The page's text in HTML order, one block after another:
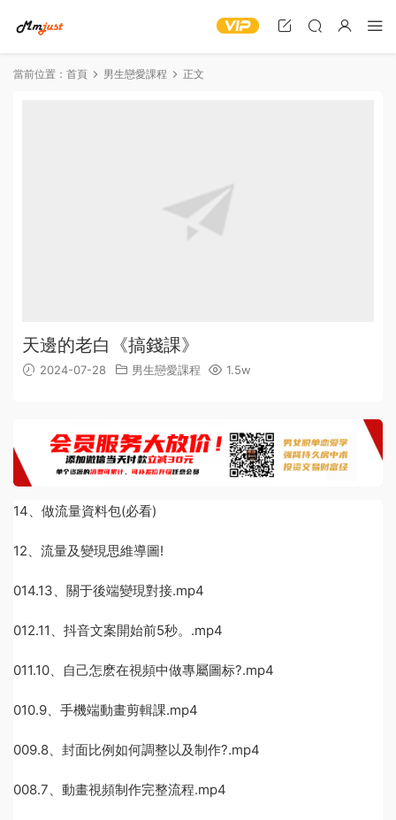
當前位置： 首頁 男生戀愛課程 正文
天邊的老白《搞錢課》
2024-07-28 男生戀愛課程 1.5w
14、做流量資料包(必看)
12、流量及變現思維導圖!
014.13、關于後端變現對接.mp4
012.11、抖音文案開始前5秒。.mp4
011.10、自己怎麽在視頻中做專屬圖标?.mp4
010.9、手機端動畫剪輯課.mp4
009.8、封面比例如何調整以及制作?.mp4
008.7、動畫視頻制作完整流程.mp4